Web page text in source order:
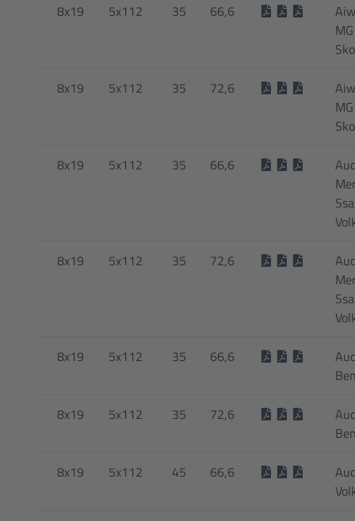
8x19 5x112 35 66,6
8x19 5x112 35 72,6
8x19 5x112 35 66,6
8x19 5x112 35 72,6
8x19 5x112 35 66,6
8x19 5x112 35 72,6
8x19 5x112 45 66,6